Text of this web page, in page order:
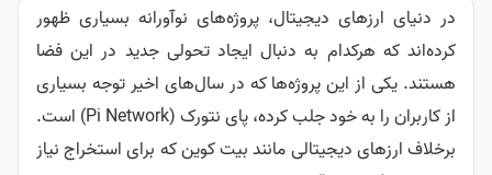
در دنیای ارزهای دیجیتال، پروژه‌های نوآورانه بسیاری ظهور
کرده‌اند که هرکدام به دنبال ایجاد تحولی جدید در این فضا
هستند. یکی از این پروژه‌ها که در سال‌های اخیر توجه بسیاری
از کاربران را به خود جلب کرده، پای نتورک (Pi Network) است.
برخلاف ارزهای دیجیتالی مانند بیت کوین که برای استخراج نیاز